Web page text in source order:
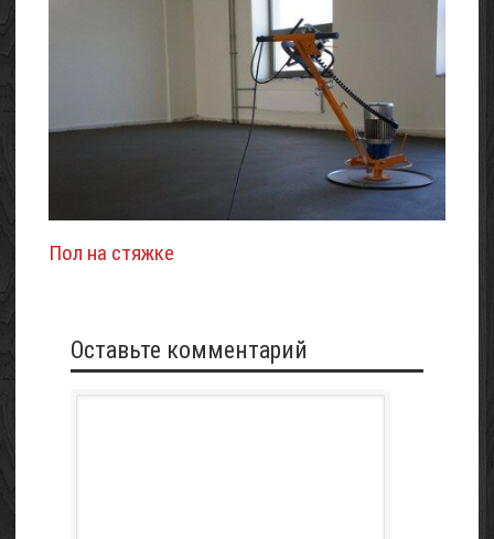
Пол на стяжке
Оставьте комментарий